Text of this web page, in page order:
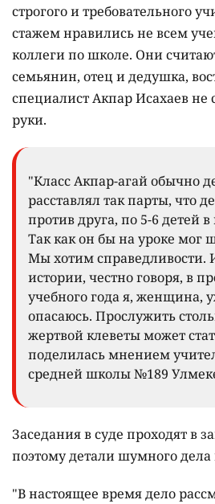
строгого и требовательного
стажем нравились не всем
коллеги по школе. Они
семьянин, отец и дедушка,
специалист Акпар Исахаев не
руки.
"Класс Акпар-агай обычно
расставлял так парты, что
против друга, по 5-6 детей
Так как он бы на уроке мог
Мы хотим справедливости.
истории, честно говоря, в
учебного года я, женщина,
опасаюсь. Прослужить
жертвой клеветы может
поделилась мнением
средней школы №189
Заседания в суде проходят в
поэтому детали шумного дела
"В настоящее время дело